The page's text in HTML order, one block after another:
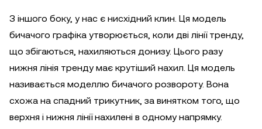
З іншого боку, у нас є нисхідний клин. Ця модель
бичачого графіка утворюється, коли дві лінії тренду,
що збігаються, нахиляються донизу. Цього разу
нижня лінія тренду має крутіший нахил. Ця модель
називається моделлю бичачого розвороту. Вона
схожа на спадний трикутник, за винятком того, що
верхня і нижня лінії нахилені в одному напрямку.